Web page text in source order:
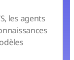
les agents